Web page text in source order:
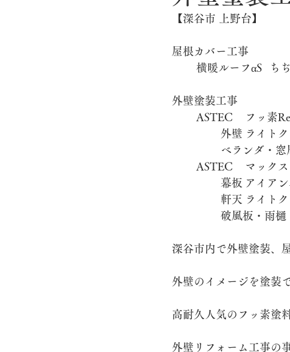
外装リフォーム工事 サイディング
鉄板小波張り替え工事 外構工事
太陽光パネル脱着
【深谷市 上野台】
屋根カバー工事
外壁塗装工事
外壁	ライ
幕板	アイ
軒天	ライ
深谷市内で外壁塗装、
外壁のイメージを塗装
高耐久人気のフッ素塗
外壁リフォーム工事の